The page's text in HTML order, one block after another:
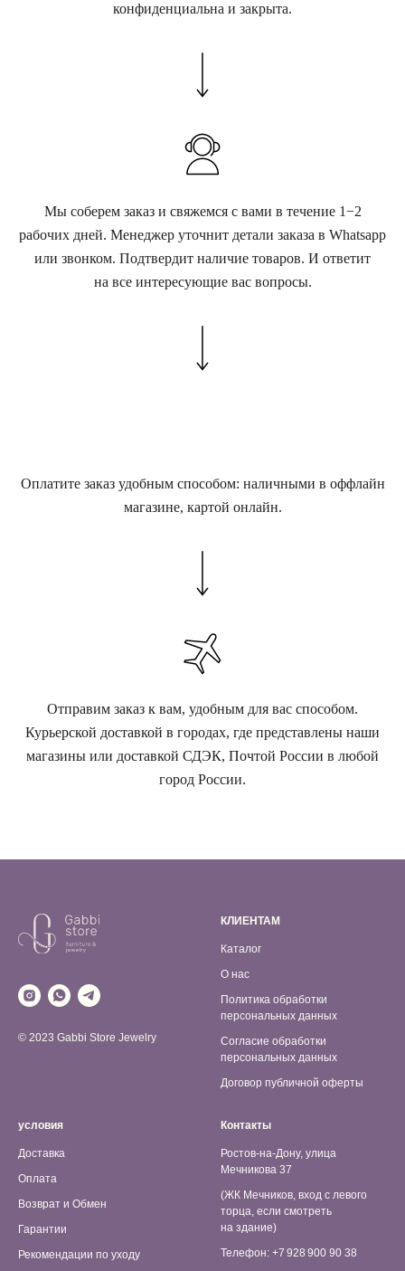
конфиденциальна и закрыта.
Мы соберем заказ и свяжемся с вами в течение 1−2
рабочих дней. Менеджер уточнит детали заказа в Whatsapp
или звонком. Подтвердит наличие товаров. И ответит
на все интересующие вас вопросы.
Оплатите заказ удобным способом: наличными в оффлайн
магазине, картой онлайн.
Отправим заказ к вам, удобным для вас способом.
Курьерской доставкой в городах, где представлены наши
магазины или доставкой СДЭК, Почтой России в любой
город России.
© 2023 Gabbi Store Jewelry
КЛИЕНТАМ
Каталог
О нас
Политика обработки
персональных данных
Согласие обработки
персональных данных
Договор публичной оферты
условия
Доставка
Оплата
Возврат и Обмен
Гарантии
Рекомендации по уходу
Контакты
Ростов-на-Дону, улица
Мечникова 37
(ЖК Мечников, вход с левого
торца, если смотреть
на здание)
Телефон: +7 928 900 90 38